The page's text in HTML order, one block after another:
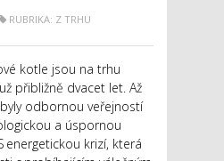
RUBRIKA: Z TRHU
kotle jsou na trhu
přibližně dvacet let. Až
odbornou veřejností
a úspornou
energetickou krizí, která